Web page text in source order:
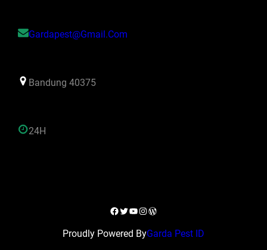
Gardapest@gmail.com
Bandung 40375
24H
Facebook
Twitter
YouTube
Instagram
WordPress
Proudly Powered ByGarda Pest ID